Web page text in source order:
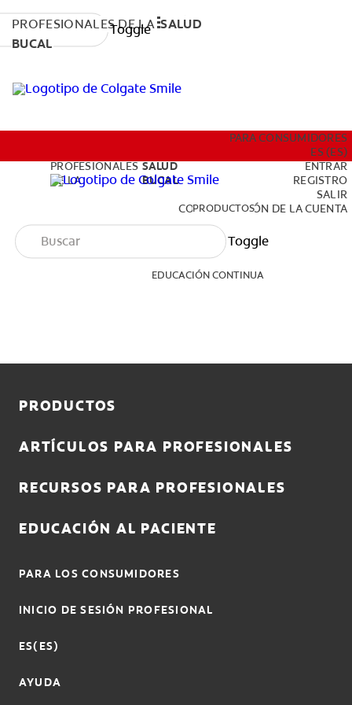
Toggle
EDUCACIÓN CONTINUA
PROFESIONALES DE LASALUD
BUCAL
PROFESIONALES
DE LA
SALUD
BUCAL
PARA CONSUMIDORES
ES (ES)
ENTRAR
REGISTRO
SALIR
CONFIGURACIÓN DE LA CUENTA
PRODUCTOS
EDUCACIÓN CONTINUA
Toggle
PRODUCTOS
ARTÍCULOS PARA PROFESIONALES
RECURSOS PARA PROFESIONALES
EDUCACIÓN AL PACIENTE
PARA LOS CONSUMIDORES
INICIO DE SESIÓN PROFESIONAL
ES(ES)
AYUDA